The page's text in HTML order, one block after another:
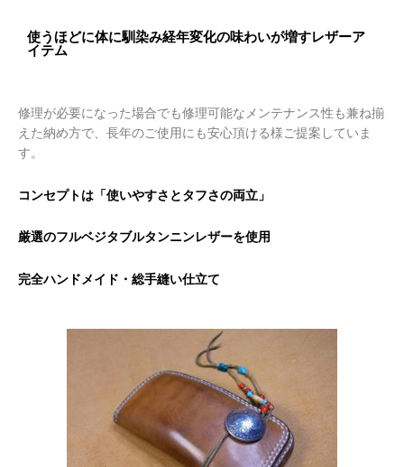
使うほどに体に馴染み経年変化の味わいが増すレザーア
イテム
修理が必要になった場合でも修理可能なメンテナンス性も兼ね揃
えた納め方で、長年のご使用にも安心頂ける様ご提案していま
す。
コンセプトは「使いやすさとタフさの両立」
厳選のフルベジタブルタンニンレザーを使用
完全ハンドメイド・総手縫い仕立て